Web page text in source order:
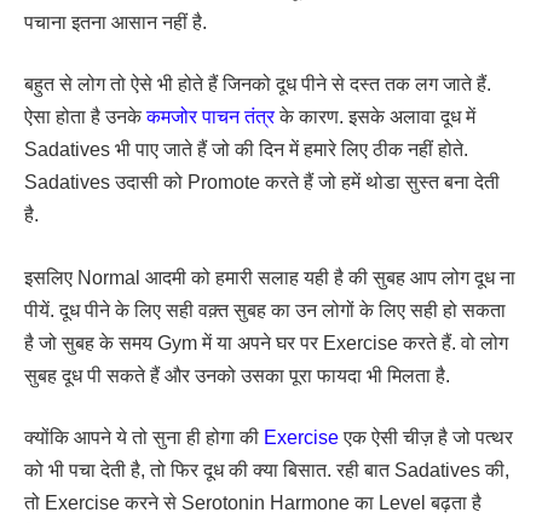
पचाना इतना आसान नहीं है.
बहुत से लोग तो ऐसे भी होते हैं जिनको दूध पीने से दस्त तक लग जाते हैं.
ऐसा होता है उनकेकमजोर पाचन तंत्रके कारण. इसके अलावा दूध में
Sadatives भी पाए जाते हैं जो की दिन में हमारे लिए ठीक नहीं होते.
Sadatives उदासी को Promote करते हैं जो हमें थोडा सुस्त बना देती
है.
इसलिए Normal आदमी को हमारी सलाह यही है की सुबह आप लोग दूध ना
पीयें. दूध पीने के लिए सही वक़्त सुबह का उन लोगों के लिए सही हो सकता
है जो सुबह के समय Gym में या अपने घर पर Exercise करते हैं. वो लोग
सुबह दूध पी सकते हैं और उनको उसका पूरा फायदा भी मिलता है.
क्योंकि आपने ये तो सुना ही होगा की Exerciseएक ऐसी चीज़ है जो पत्थर
को भी पचा देती है, तो फिर दूध की क्या बिसात. रही बात Sadatives की,
तो Exercise करने से Serotonin Harmone का Level बढ़ता है